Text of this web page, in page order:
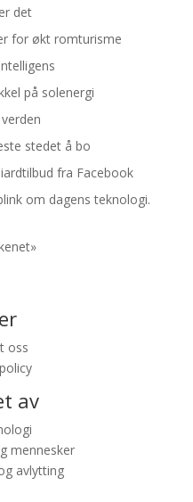
det
for økt romturisme
på solenergi
stedet å bo
fra Facebook
om dagens teknologi.
oss
av
mennesker
avlytting